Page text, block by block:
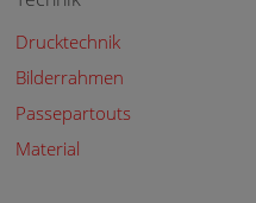
Drucktechnik
Bilderrahmen
Passepartouts
Material